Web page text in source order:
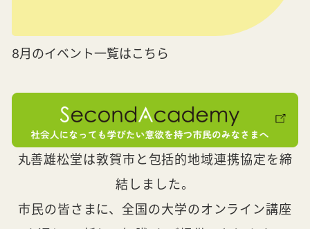
8月のイベント一覧はこちら
丸善雄松堂は敦賀市と包括的地域連携協定を締
結しました。
市民の皆さまに、全国の大学のオンライン講座